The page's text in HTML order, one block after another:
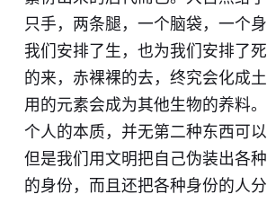
只手，两条腿，一个脑袋，一个
我们安排了生，也为我们安排了
的来，赤裸裸的去，终究会化成
用的元素会成为其他生物的养料
个人的本质，并无第二种东西可以
但是我们用文明把自己伪装出各
的身份，而且还把各种身份的人分